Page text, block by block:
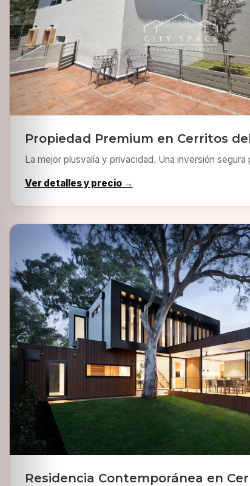
Search
Propiedad Premium en Cerritos
La mejor plusvalía y privacidad. Una inversión segura
Ver detalles y precio →
Residencia Contemporánea en